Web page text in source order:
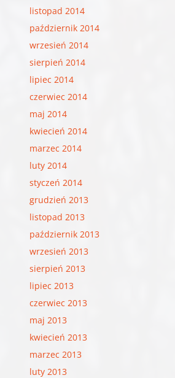
listopad 2014
październik 2014
wrzesień 2014
sierpień 2014
lipiec 2014
czerwiec 2014
maj 2014
kwiecień 2014
marzec 2014
luty 2014
styczeń 2014
grudzień 2013
listopad 2013
październik 2013
wrzesień 2013
sierpień 2013
lipiec 2013
czerwiec 2013
maj 2013
kwiecień 2013
marzec 2013
luty 2013